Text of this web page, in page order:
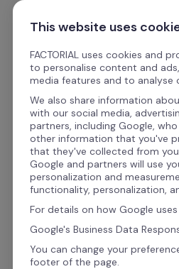
Pular para o conteúdo
Cases de Sucesso
Operações de RH
Case de
-200h/mês
e DP com a
This website uses
FACTORIAL uses cookies and
to personalise content and
media features and to analyse
We also share information
with our social media,
partners, including Google,
other information that you've
that they've collected from
Google and partners will use
personalization and
functionality, personalization,
For details on how Google
Google's Business Data
You can change your
footer of the page.